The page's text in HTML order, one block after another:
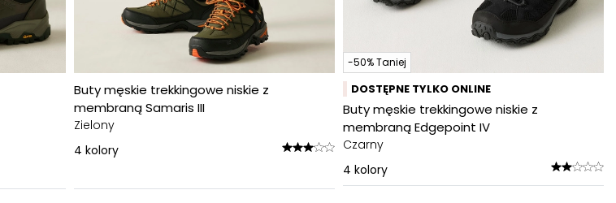
Buty męskie trekkingowe niskie z
membraną Samaris III
Zielony
4 kolory
-50% Taniej
DOSTĘPNE TYLKO ONLINE
Buty męskie trekkingowe niskie z
membraną Edgepoint IV
Czarny
4 kolory